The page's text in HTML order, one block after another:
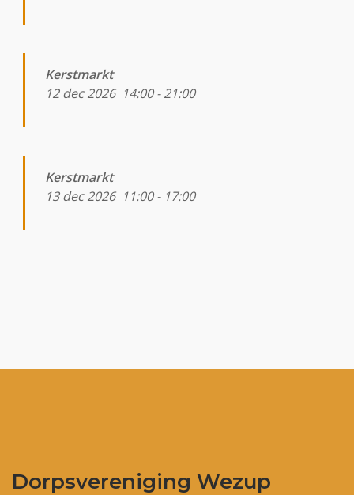
Kerstmarkt
12 dec 2026 14:00-21:00
Kerstmarkt
13 dec 2026 11:00- 17:00
Dorpsvereniging Wezup